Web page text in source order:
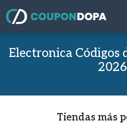
Electronica Códigos
2026
Tiendas más